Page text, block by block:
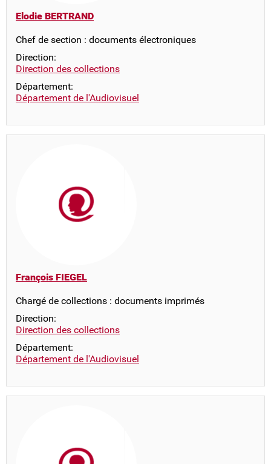
Elodie BERTRAND
Chef de section : documents électroniques
Direction:
Direction des collections
Département:
Département de l'Audiovisuel
François FIEGEL
Chargé de collections : documents imprimés
Direction:
Direction des collections
Département:
Département de l'Audiovisuel